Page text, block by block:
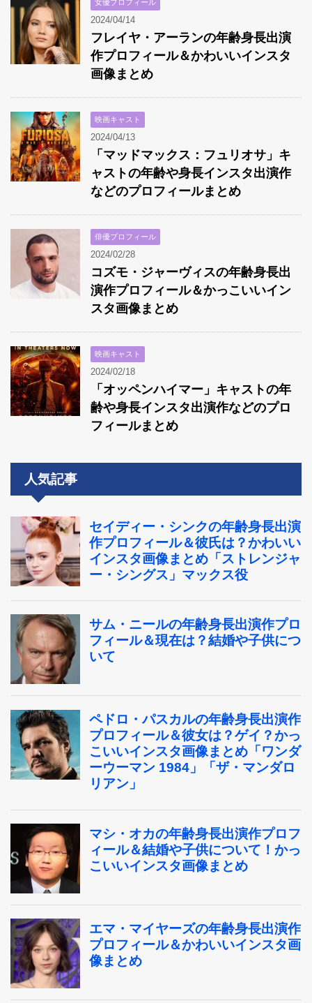
女優プロフィール
2024/04/14
フレイヤ・アーランの年齢身長出演
作プロフィール＆かわいいインスタ
画像まとめ
映画キャスト
2024/04/13
「マッドマックス：フュリオサ」キ
ャストの年齢や身長インスタ出演作
などのプロフィールまとめ
俳優プロフィール
2024/02/28
コズモ・ジャーヴィスの年齢身長出
演作プロフィール＆かっこいいイン
スタ画像まとめ
映画キャスト
2024/02/18
「オッペンハイマー」キャストの年
齢や身長インスタ出演作などのプロ
フィールまとめ
人気記事